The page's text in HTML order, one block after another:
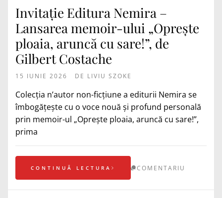
Invitație Editura Nemira –
Lansarea memoir-ului „Oprește
ploaia, aruncă cu sare!”, de
Gilbert Costache
15 IUNIE 2026 DE LIVIU SZOKE
Colecția n’autor non-ficțiune a editurii Nemira se
îmbogățește cu o voce nouă și profund personală
prin memoir-ul „Oprește ploaia, aruncă cu sare!”,
prima
CONTINUĂ LECTURA COMENTARIU